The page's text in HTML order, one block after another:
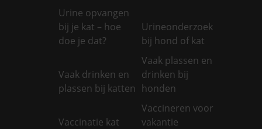
Urine opvangen
bij je kat – hoe
doe je dat?
Urineonderzoek
bij hond of kat
Vaak drinken en
plassen bij katten
Vaak plassen en
drinken bij
honden
Vaccinatie kat
Vaccineren voor
vakantie